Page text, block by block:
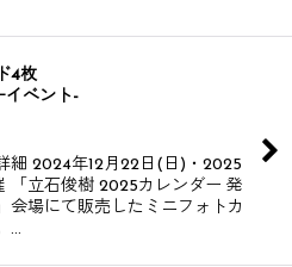
4枚
イベント-
細 2024年12月22日(日)・2025
「立石俊樹 2025カレンダー 発
会場にて販売したミニフォトカ
…